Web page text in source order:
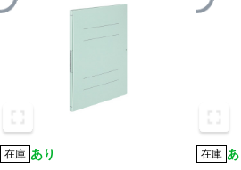
在庫 あり
在庫 あ